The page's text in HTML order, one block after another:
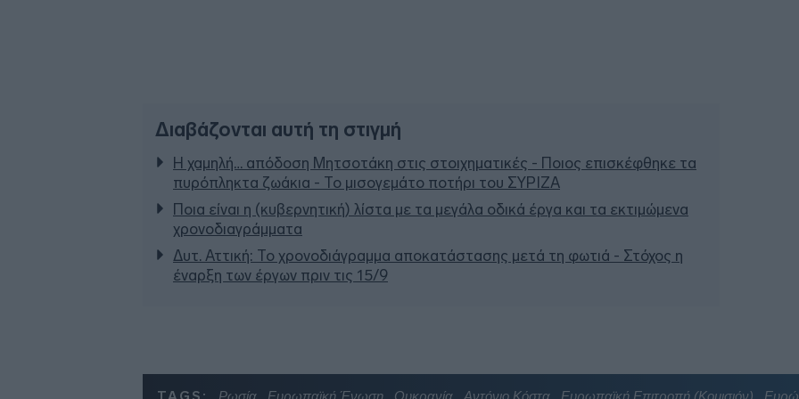
Διαβάζονται αυτή τη στιγμή
Η χαμηλή… απόδοση Μητσοτάκη στις στοιχηματικές - Ποιος επισκέφθηκε τα
πυρόπληκτα ζωάκια - Το μισογεμάτο ποτήρι του ΣΥΡΙΖΑ
Ποια είναι η (κυβερνητική) λίστα με τα μεγάλα οδικά έργα και τα εκτιμώμενα
χρονοδιαγράμματα
Δυτ. Αττική: Το χρονοδιάγραμμα αποκατάστασης μετά τη φωτιά - Στόχος η
έναρξη των έργων πριν τις 15/9
Ρωσία Ευρωπαϊκή Ένωση Ουκρανία Αντόνιο Κόστα Ευρωπαϊκή Επιτροπή (Κομισιόν)